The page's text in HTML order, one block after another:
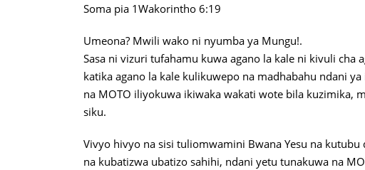
Soma pia 1Wakorintho 6:19
Umeona? Mwili wako ni nyumba ya Mungu!.
Sasa ni vizuri tufahamu kuwa agano la kale ni kivuli cha
katika agano la kale kulikuwepo na madhabahu ndani
na MOTO iliyokuwa ikiwaka wakati wote bila kuzimika,
siku.
Vivyo hivyo na sisi tuliomwamini Bwana Yesu na
na kubatizwa ubatizo sahihi, ndani yetu tunakuwa na